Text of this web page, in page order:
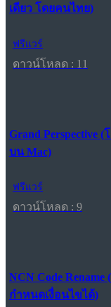
เดียว โดยคนไทย)
ฟรีแวร์
ดาวน์โหลด : 11
Grand Perspective
บน Mac)
ฟรีแวร์
ดาวน์โหลด : 9
NCN Code
กำหนดเงื่อนไขได้)